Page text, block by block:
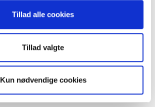
Tillad alle cookies
Tillad valgte
Kun nødvendige cookies